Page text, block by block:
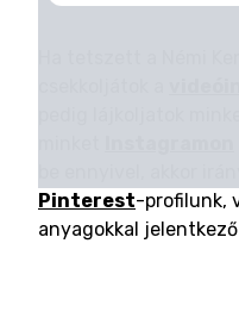
Pinterest-profilunk,
anyagokkal jelentkező